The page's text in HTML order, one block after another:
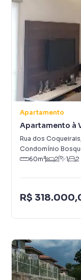
Apartamento
Apartamento à
Rua dos Coqueirais
Condomínio
60m² 2 1 2
R$